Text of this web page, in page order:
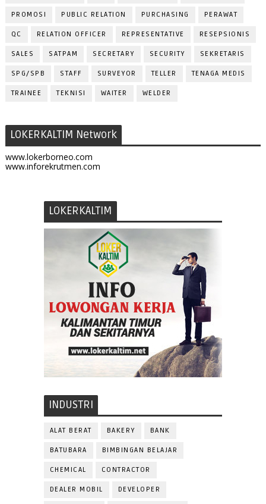
PROMOSI PUBLIC RELATION PURCHASING PERAWAT
QC RELATION OFFICER REPRESENTATIVE RESEPSIONIS
SALES SATPAM SECRETARY SECURITY SEKRETARIS
SPG/SPB STAFF SURVEYOR TELLER TENAGA MEDIS
TRAINEE TEKNISI WAITER WELDER
LOKERKALTIM Network
www.lokerborneo.com
www.inforekrutmen.com
LOKERKALTIM
INDUSTRI
ALAT BERAT BAKERY BANK
BATUBARA BIMBINGAN BELAJAR
CHEMICAL CONTRACTOR
DEALER MOBIL DEVELOPER